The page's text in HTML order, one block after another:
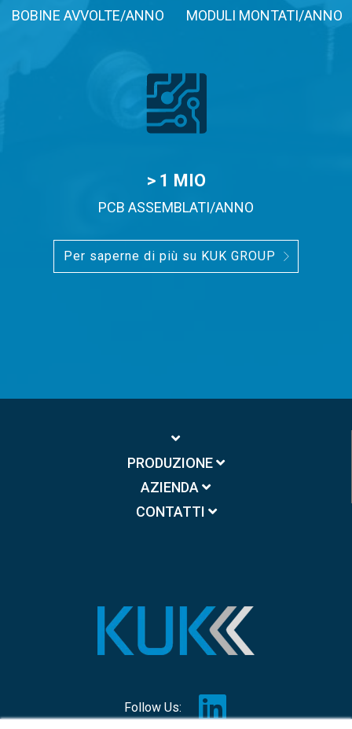
BOBINE AVVOLTE/ANNO MODULI MONTATI/ANNO
> 1 MIO
PCB ASSEMBLATI/ANNO
Per saperne di più su KUK GROUP
PRODUZIONE
AZIENDA
CONTATTI
Follow Us: